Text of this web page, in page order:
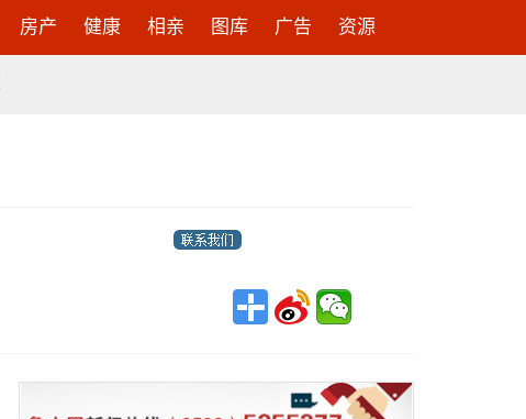
房产 健康 相亲 图库 广告 资源